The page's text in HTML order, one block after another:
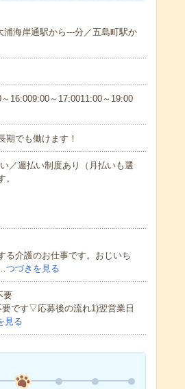
海岸通駅から---分／五島町駅か
16:009:00～17:0011:00～19:00
でも働けます！
／週払い制度あり（月払いも選
る介護のお仕事です。おじいち
つづきを見る
要
です▽応募後の流れ1)翌営業日
見る